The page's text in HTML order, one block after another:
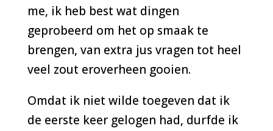
me, ik heb best wat dingen
geprobeerd om het op smaak te
brengen, van extra jus vragen tot heel
veel zout eroverheen gooien.
Omdat ik niet wilde toegeven dat ik
de eerste keer gelogen had, durfde ik